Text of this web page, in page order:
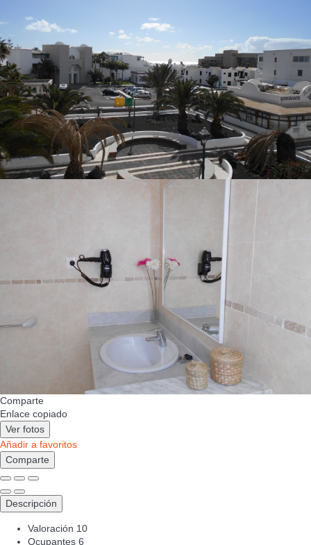
Comparte
Enlace copiado
Ver fotos
Añadir a favoritos
Comparte
Descripción
Valoración 10
Ocupantes 6